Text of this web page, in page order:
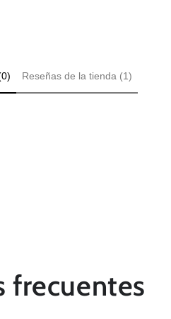
Reseñas de la tienda (1)
frecuentes